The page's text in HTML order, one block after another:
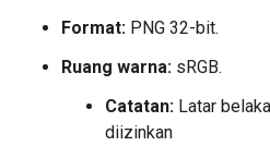
Format: PNG 32-bit.
Ruang warna: sRGB.
Catatan: Latar
diizinkan